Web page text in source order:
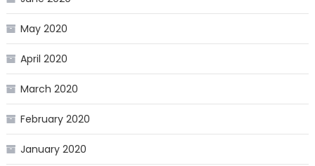
May 2020
April 2020
March 2020
February 2020
January 2020